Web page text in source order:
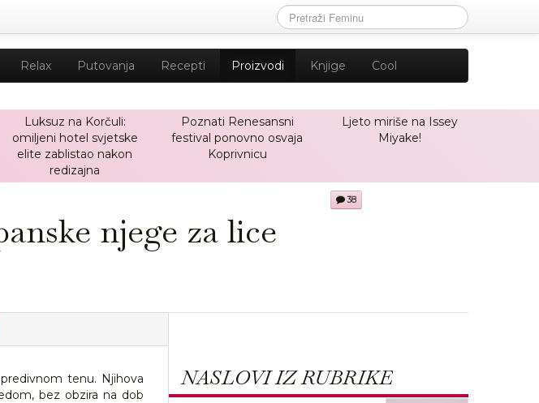
Relax Putovanja Recepti Proizvodi Knjige Cool
Luksuz na Korčuli:
omiljeni hotel svjetske
elite zablistao nakon
redizajna
Poznati Renesansni
festival ponovno osvaja
Koprivnicu
Ljeto miriše na Issey
Miyake!
njege za lice
38
tenu. Njihova
bez obzira na dob
NASLOVI IZ RUBRIKE